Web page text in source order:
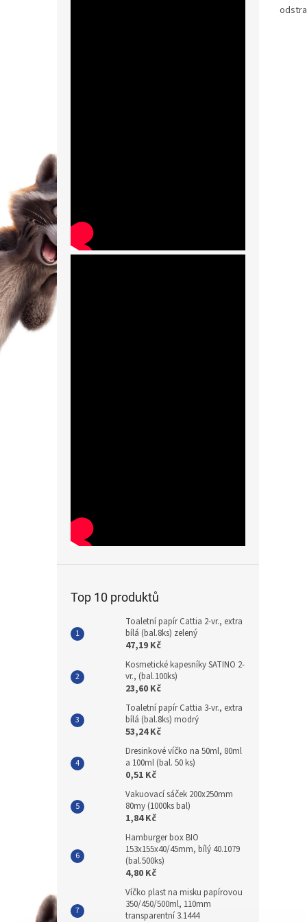
Top 10 produktů
Toaletní papír Cattia 2-vr., extra
bílá (bal.8ks) zelený
47,19 Kč
Kosmetické kapesníky SATINO 2-
vr., (bal.100ks)
23,60 Kč
Toaletní papír Cattia 3-vr., extra
bílá (bal.8ks) modrý
53,24 Kč
Dresinkové víčko na 50ml, 80ml
a 100ml (bal. 50 ks)
0,51 Kč
Vakuovací sáček 200x250mm
80my (1000ks bal)
1,84 Kč
Hamburger box BIO
153x155x40/45mm, bílý 40.1079
(bal.500ks)
4,80 Kč
Víčko plast na misku papírovou
350/450/500ml, 110mm
transparentní 3.1444